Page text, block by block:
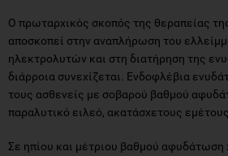
Ο πρωταρχικός σκοπός της θεραπείας
αποσκοπεί στην αναπλήρωση του
ηλεκτρολυτών και στη διατήρηση της
διάρροια συνεχίζεται. Ενδοφλέβια
τους ασθενείς με σοβαρού βαθμού
παραλυτικό ειλεό, ακατάσχετους
Σε ηπίου και μέτριου βαθμού αφυδάτωση